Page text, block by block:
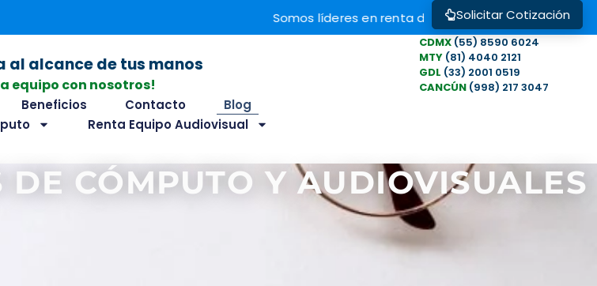
Somos líderes en renta de computadoras portátiles,
Solicitar Cotización
al alcance de tus manos
equipo con nosotros!
Beneficios Contacto
Blog
Renta Equipo Audiovisual
CDMX (55) 8590 6024
MTY (81) 4040 2121
GDL (33) 2001 0519
CANCÚN (998) 217 3047
CÓMPUTO Y AUDIOVISUALES